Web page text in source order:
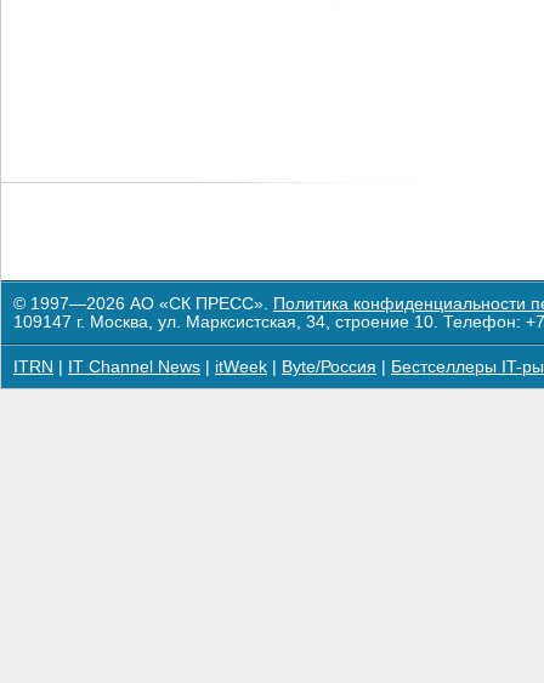
© 1997—2026 АО «СК ПРЕСС». Политика конфиденциальности
109147 г. Москва, ул. Марксистская, 34, строение 10. Телефон:
ITRN IT Channel News itWeek Byte/Россия Бестселлеры IT-